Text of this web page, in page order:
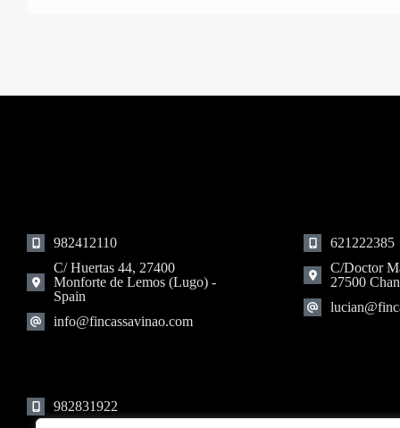
982412110
C/ Huertas 44, 27400
Monforte de Lemos (Lugo) -
Spain
info@fincassavinao.com
982831922
621222385
C/Doctor
27500